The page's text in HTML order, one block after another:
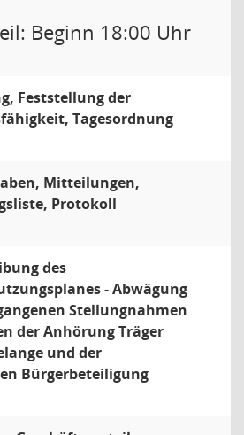
Beginn 18:00 Uhr
Feststellung der
Tagesordnung
Mitteilungen,
Protokoll
des
- Abwägung
Stellungnahmen
der Anhörung Träger
und der
Bürgerbeteiligung